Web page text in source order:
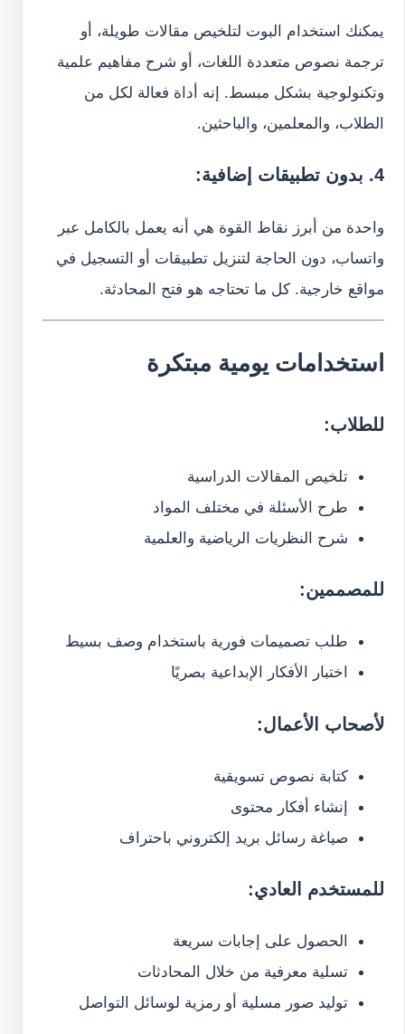
يمكنك استخدام البوت لتلخيص مقالات طويلة، أو
ترجمة نصوص متعددة اللغات، أو شرح مفاهيم علمية
وتكنولوجية بشكل مبسط. إنه أداة فعالة لكل من
الطلاب، والمعلمين، والباحثين.
4. بدون تطبيقات إضافية:
واحدة من أبرز نقاط القوة هي أنه يعمل بالكامل عبر
واتساب، دون الحاجة لتنزيل تطبيقات أو التسجيل في
مواقع خارجية. كل ما تحتاجه هو فتح المحادثة.
استخدامات يومية مبتكرة
للطلاب:
تلخيص المقالات الدراسية
طرح الأسئلة في مختلف المواد
شرح النظريات الرياضية والعلمية
للمصممين:
طلب تصميمات فورية باستخدام وصف بسيط
اختبار الأفكار الإبداعية بصريًا
لأصحاب الأعمال:
كتابة نصوص تسويقية
إنشاء أفكار محتوى
صياغة رسائل بريد إلكتروني باحتراف
للمستخدم العادي:
الحصول على إجابات سريعة
تسلية معرفية من خلال المحادثات
توليد صور مسلية أو رمزية لوسائل التواصل